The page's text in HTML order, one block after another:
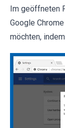
Im geöffneten
Google
möchten,